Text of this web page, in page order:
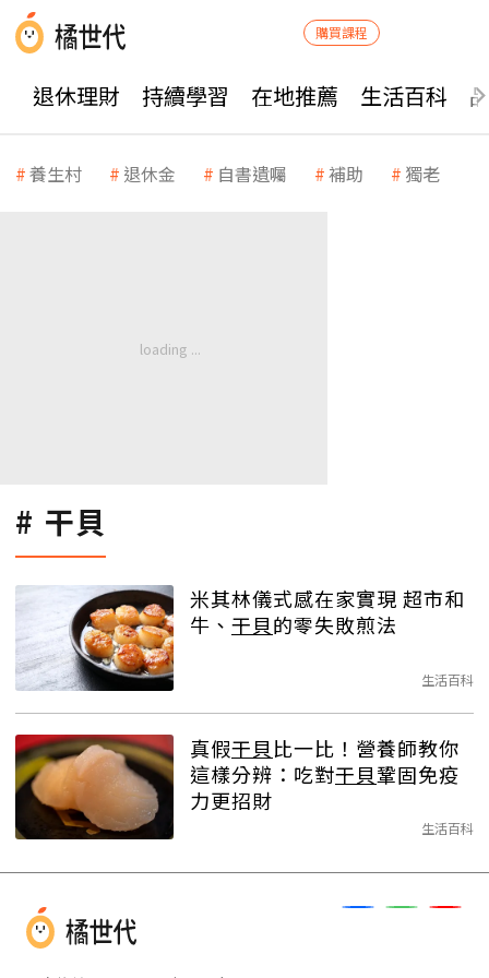
購買課程
退休理財 持續學習 在地推薦 生活百科
養生村 退休金 自書遺囑 補助 獨老
干貝
米其林儀式感在家實現 超市和
牛、 干貝的零失敗煎法
生活百科
真假干貝 比一比！營養師教你
這樣分辨：吃對干貝鞏固免疫
力更招財
生活百科